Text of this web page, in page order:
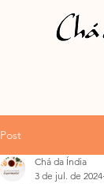
Post
Chá da Índia
3 de jul. de 2024